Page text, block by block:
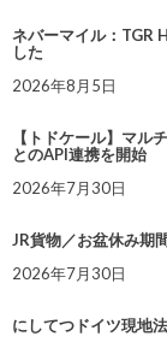
ネバーマイル：TGR
した
2026年8月5日
【トドケール】マル
とのAPI連携を開始
2026年7月30日
JR貨物／お盆休み期
2026年7月30日
にしてつドイツ現地